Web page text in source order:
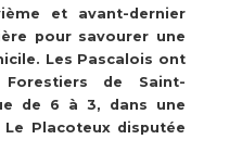
et avant-dernier
pour savourer une
Les Pascalois ont
de Saint-
de 6 à 3, dans une
Le Placoteux disputée